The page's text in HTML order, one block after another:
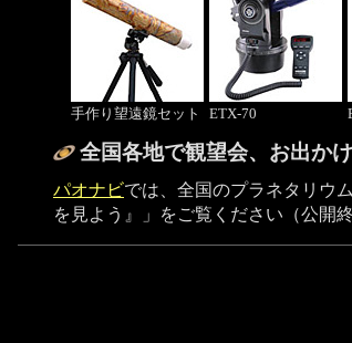
手作り望遠鏡セット ETX-70
全国各地で観望会、お出か
パオナビでは、全国のプラネタリウ
を見よう』」をご覧ください（公開終